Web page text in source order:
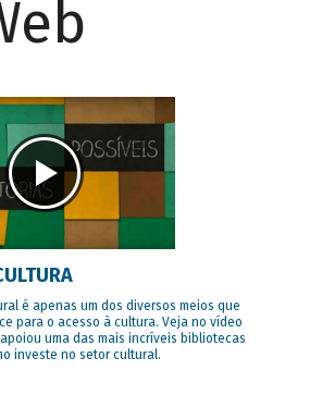
é apenas um dos diversos meios que
para o acesso à cultura. Veja no vídeo
uma das mais incríveis bibliotecas
investe no setor cultural.